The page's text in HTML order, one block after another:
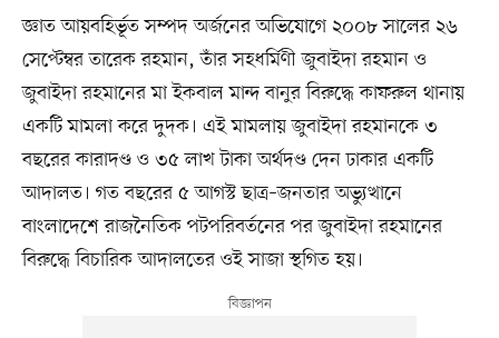
জ্ঞাত আয়বহির্ভূত সম্পদ অর্জনের অভিযোগে ২০০৮ সালের ২৬
সেপ্টেম্বর তারেক রহমান, তাঁর সহধর্মিণী জুবাইদা রহমান ও
জুবাইদা রহমানের মা ইকবাল মান্দ বানুর বিরুদ্ধে কাফরুল থানায়
একটি মামলা করে দুদক। এই মামলায় জুবাইদা রহমানকে ৩
বছরের কারাদণ্ড ও ৩৫ লাখ টাকা অর্থদণ্ড দেন ঢাকার একটি
আদালত। গত বছরের ৫ আগস্ট ছাত্র–জনতার অভ্যুত্থানে
বাংলাদেশে রাজনৈতিক পটপরিবর্তনের পর জুবাইদা রহমানের
বিরুদ্ধে বিচারিক আদালতের ওই সাজা স্থগিত হয়।